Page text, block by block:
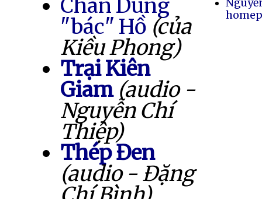
Chân Dung
"bác" Hồ (của
Kiều Phong)
Trại Kiên
Giam (audio -
Nguyễn Chí
Thiệp)
Thép Đen
(audio - Đặng